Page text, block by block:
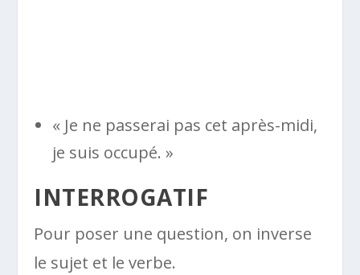
« Je ne passerai pas cet après-midi,
je suis occupé. »
INTERROGATIF
Pour poser une question, on inverse
le sujet et le verbe.